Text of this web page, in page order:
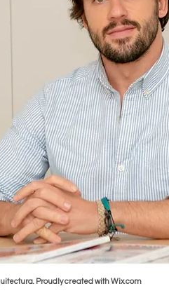
Proudly created with Wix.com